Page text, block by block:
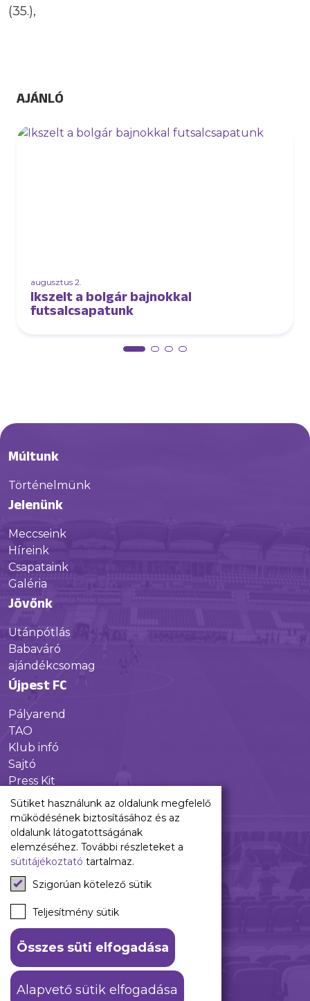
(35.),
AJÁNLÓ
augusztus 2.
Ikszelt a bolgár bajnokkal
futsalcsapatunk
Múltunk
Történelmünk
Jelenünk
Meccseink
Híreink
Csapataink
Galéria
Jövőnk
Utánpótlás
Babaváró
ajándékcsomag
Újpest FC
Pályarend
TAO
Klub infó
Sajtó
Press Kit
Újpest FC Shop
Digitális felületeink
Facebook
Instagram
Tiktok
Youtube
Spotify
ÁSZF
Adatkezelési tájékoztató
Sütiket használunk az oldalunk megfelelő
működésének biztosításához és az
oldalunk látogatottságának
elemzéséhez. További részleteket a
sütitájékoztató tartalmaz.
Szigorúan kötelező sütik
Teljesítmény sütik
Összes süti elfogadása
Alapvető sütik elfogadása